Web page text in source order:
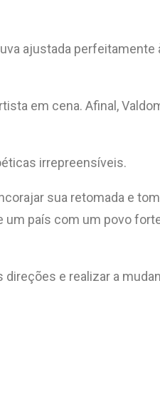
ajustada
em cena. Afinal,
irrepreensíveis.
sua retomada e
um país com um povo
e realizar a